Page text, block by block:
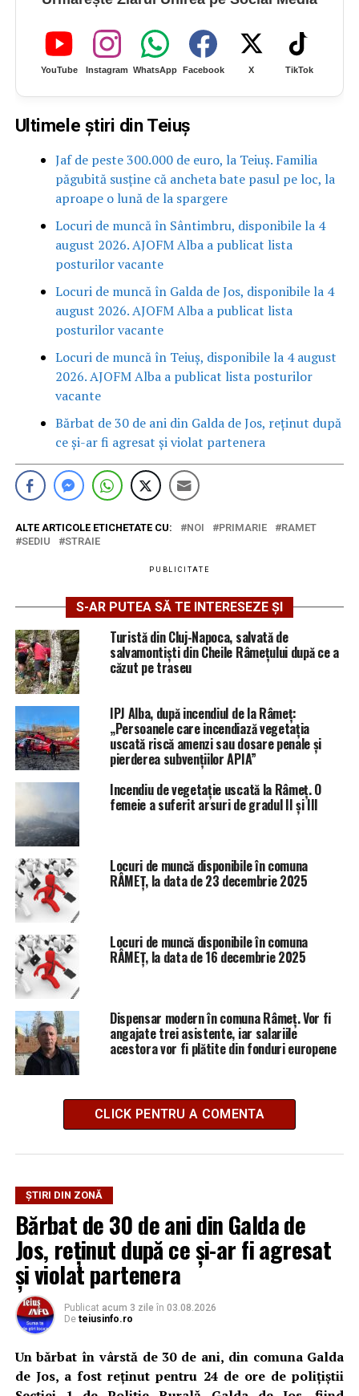
YouTube Instagram WhatsApp Facebook X TikTok
Ultimele știri din Teiuș
Jaf de peste 300.000 de euro, la Teiuș. Familia
păgubită susține că ancheta bate pasul pe loc, la
aproape o lună de la spargere
Locuri de muncă în Sântimbru, disponibile la 4
august 2026. AJOFM Alba a publicat lista
posturilor vacante
Locuri de muncă în Galda de Jos, disponibile la 4
august 2026. AJOFM Alba a publicat lista
posturilor vacante
Locuri de muncă în Teiuș, disponibile la 4 august
2026. AJOFM Alba a publicat lista posturilor
vacante
Bărbat de 30 de ani din Galda de Jos, reținut după
ce și-ar fi agresat și violat partenera
ALTE ARTICOLE ETICHETATE CU: NOI PRIMARIE
RAMET
SEDIU
STRAIE
PUBLICITATE
S-AR PUTEA SĂ TE INTERESEZE ȘI
Turistă din Cluj-Napoca, salvată de
salvamontiști din Cheile Râmețului după ce a
căzut pe traseu
IPJ Alba, după incendiul de la Râmeț:
„Persoanele care incendiază vegetația
uscată riscă amenzi sau dosare penale și
pierderea subvențiilor APIA”
Incendiu de vegetație uscată la Râmeț. O
femeie a suferit arsuri de gradul II și III
Locuri de muncă disponibile în comuna
RÂMEȚ, la data de 23 decembrie 2025
Locuri de muncă disponibile în comuna
RÂMEȚ, la data de 16 decembrie 2025
Dispensar modern în comuna Râmeț. Vor fi
angajate trei asistente, iar salariile
acestora vor fi plătite din fonduri europene
CLICK PENTRU A COMENTA
ȘTIRI DIN ZONĂ
Bărbat de 30 de ani din Galda de
Jos, reținut după ce și-ar fi agresat
și violat partenera
Publicat acum 3 zile în 03.08.2026
De teiusinfo.ro
Un bărbat în vârstă de 30 de ani, din comuna Galda
de Jos, a fost reținut pentru 24 de ore de polițiștii